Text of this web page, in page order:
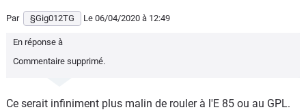
Par §Gig012TG Le 06/04/2020 à 12:49
En réponse à
Commentaire supprimé.
Ce serait infiniment plus malin de rouler à l'E 85 ou au GPL.